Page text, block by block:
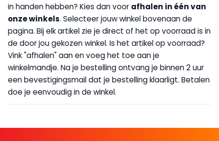
in handen hebben? Kies dan voor afhalen in één van
onze winkels. Selecteer jouw winkel bovenaan de
pagina. Bij elk artikel zie je direct of het op voorraad is in
de door jou gekozen winkel. Is het artikel op voorraad?
Vink "afhalen" aan en voeg het toe aan je
winkelmandje. Na je bestelling ontvang je binnen 2 uur
een bevestigingsmail dat je bestelling klaarligt. Betalen
doe je eenvoudig in de winkel.